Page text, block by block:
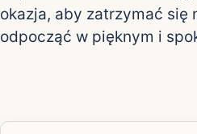
okazja, aby zatrzymać się
odpocząć w pięknym i